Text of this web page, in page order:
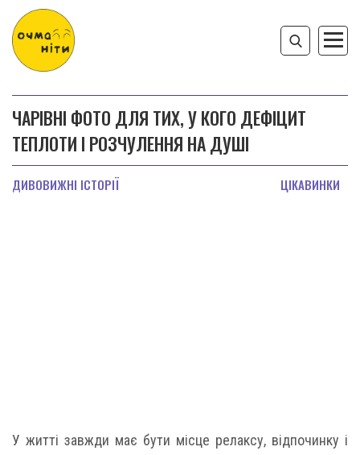
ЧАРІВНІ ФОТО ДЛЯ ТИХ, У КОГО ДЕФІЦИТ
ТЕПЛОТИ І РОЗЧУЛЕННЯ НА ДУШІ
ДИВОВИЖНІ ІСТОРІЇ ЦІКАВИНКИ
У житті завжди має бути місце релаксу, відпочинку і